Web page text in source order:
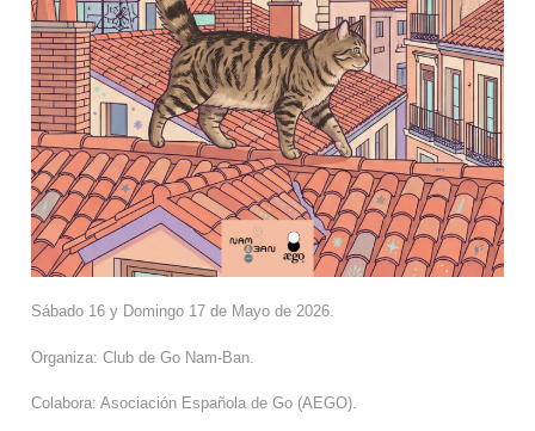
Sábado 16 y Domingo 17 de Mayo de 2026.
Organiza: Club de Go Nam-Ban.
Colabora: Asociación Española de Go (AEGO).